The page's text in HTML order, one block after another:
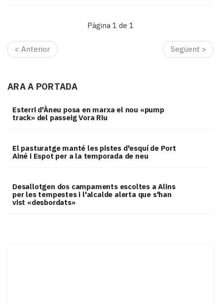
Pàgina 1 de 1
< Anterior Següent >
ARA A PORTADA
Esterri d'Àneu posa en marxa el nou «pump
track» del passeig Vora Riu
El pasturatge manté les pistes d'esquí de Port
Ainé i Espot per a la temporada de neu
​Desallotgen dos campaments escoltes a Alins
per les tempestes i l'alcalde alerta que s'han
vist «desbordats»